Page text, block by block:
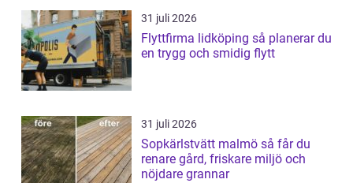
31 juli 2026
Flyttfirma lidköping så planerar du
en trygg och smidig flytt
31 juli 2026
Sopkärlstvätt malmö så får du
renare gård, friskare miljö och
nöjdare grannar